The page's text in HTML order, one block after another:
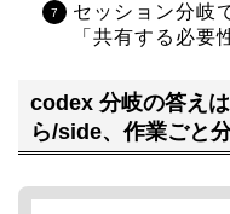
セッション分岐
「共有する必要
codex 分岐の答え
ら/side、作業ごと